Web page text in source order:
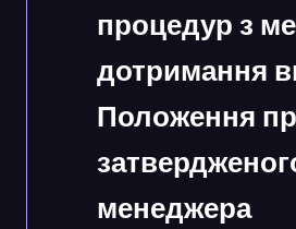
процедур з
дотримання
Положення
менеджера